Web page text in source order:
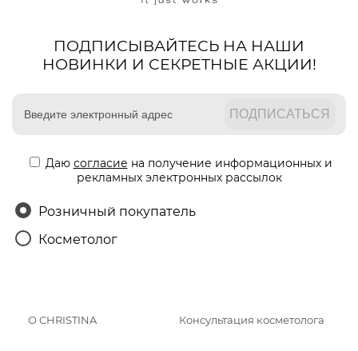
ПОДПИСЫВАЙТЕСЬ НА НАШИ
НОВИНКИ И СЕКРЕТНЫЕ АКЦИИ!
Даю согласие на получение информационных и
рекламных электронных рассылок
Розничный покупатель
Косметолог
О CHRISTINA Консультация косметолога